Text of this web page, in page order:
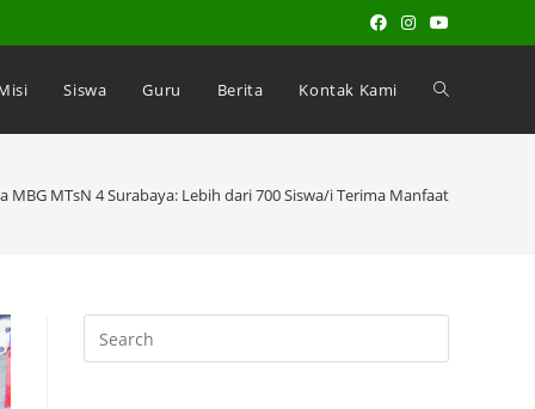
Siswa Guru Berita Kontak Kami
MBG MTsN 4 Surabaya: Lebih dari 700 Siswa/i Terima Manfaat